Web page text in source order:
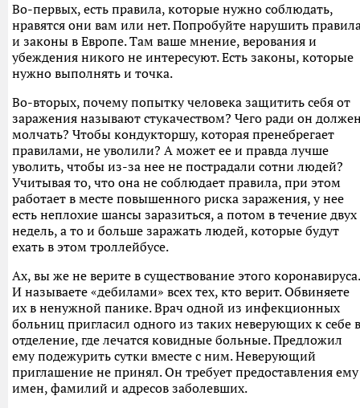
Во-первых, есть правила, которые нужно соблюдать,
нравятся они вам или нет. Попробуйте нарушить
и законы в Европе. Там ваше мнение, верования и
убеждения никого не интересуют. Есть законы, которые
нужно выполнять и точка.
Во-вторых, почему попытку человека защитить себя от
заражения называют стукачеством? Чего ради он
молчать? Чтобы кондукторшу, которая пренебрегает
правилами, не уволили? А может ее и правда лучше
уволить, чтобы из-за нее не пострадали сотни людей?
Учитывая то, что она не соблюдает правила, при этом
работает в месте повышенного риска заражения, у нее
есть неплохие шансы заразиться, а потом в течение двух
недель, а то и больше заражать людей, которые будут
ехать в этом троллейбусе.
Ах, вы же не верите в существование этого коронавируса.
И называете «дебилами» всех тех, кто верит. Обвиняете
их в ненужной панике. Врач одной из инфекционных
больниц пригласил одного из таких неверующих к себе в
отделение, где лечатся ковидные больные. Предложил
ему подежурить сутки вместе с ним. Неверующий
приглашение не принял. Он требует предоставления ему
имен, фамилий и адресов заболевших.